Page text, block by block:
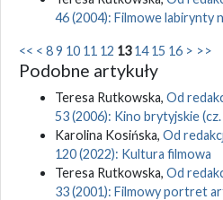
46 (2004): Filmowe labirynty
<< < 89 10 11 12 13 14 15 16 > >>
Podobne artykuły
Teresa Rutkowska, Od
53 (2006): Kino brytyjskie
Karolina Kosińska, Od
120 (2022): Kultura filmowa
Teresa Rutkowska, Od
33 (2001): Filmowy portret